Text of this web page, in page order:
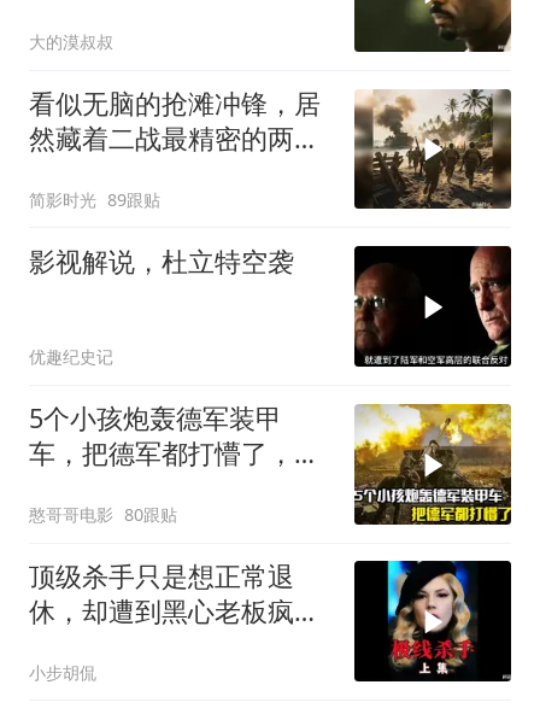
大的漠叔叔
看似无脑的抢滩冲锋，居
然藏着二战最精密的两栖
简影时光 89跟贴
影视解说，杜立特空袭
优趣纪史记
5个小孩炮轰德军装甲
车，把德军都打懵了，战
憨哥哥电影 80跟贴
顶级杀手只是想正常退
休，却遭到黑心老板疯狂
小步胡侃